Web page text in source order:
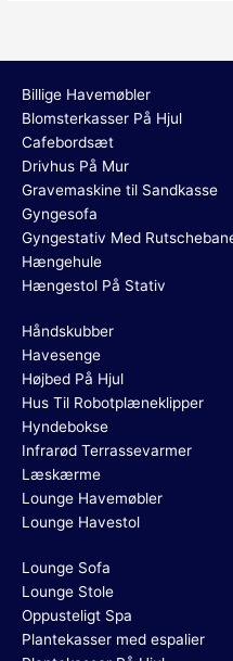
Billige Havemøbler
Blomsterkasser På Hjul
Cafebordsæt
Drivhus På Mur
Gravemaskine til Sandkasse
Gyngesofa
Gyngestativ Med
Hængehule
Hængestol På Stativ
Håndskubber
Havesenge
Højbed På Hjul
Hus Til Robotplæneklipper
Hyndebokse
Infrarød Terrassevarmer
Læskærme
Lounge Havemøbler
Lounge Havestol
Lounge Sofa
Lounge Stole
Oppusteligt Spa
Plantekasser med espalier